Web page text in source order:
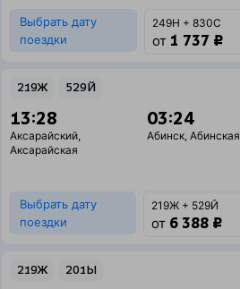
Выбрать дату
поездки
249Н + 830С
от 1 737 ₽
219Ж 529Й
13:28
Аксарайский,
Аксарайская
03:24
Абинск, Абинская
Выбрать дату
поездки
219Ж + 529Й
от 6 388 ₽
219Ж 201Ы